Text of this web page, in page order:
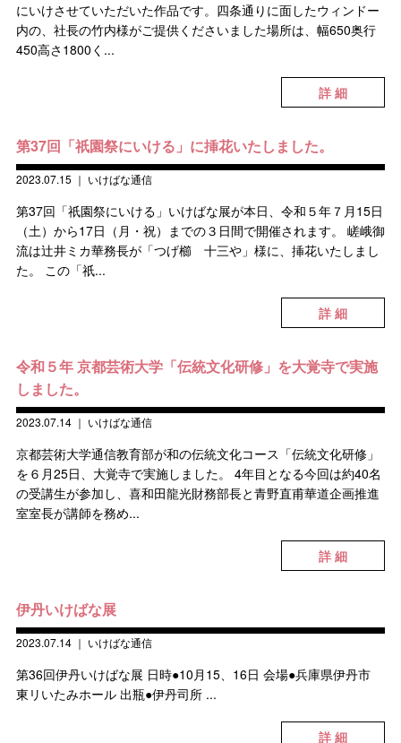
にいけさせていただいた作品です。四条通りに面したウィンドー
内の、社長の竹内様がご提供くださいました場所は、幅650奥行
450高さ1800く...
詳 細
第37回「祇園祭にいける」に挿花いたしました。
2023.07.15 ｜ いけばな通信
第37回「祇園祭にいける」いけばな展が本日、令和５年７月15日
（土）から17日（月・祝）までの３日間で開催されます。 嵯峨御
流は辻井ミカ華務長が「つげ櫛 十三や」様に、挿花いたしまし
た。 この「祇...
詳 細
令和５年 京都芸術大学「伝統文化研修」を大覚寺で実施
しました。
2023.07.14｜ いけばな通信
京都芸術大学通信教育部が和の伝統文化コース「伝統文化研修」
を６月25日、大覚寺で実施しました。 4年目となる今回は約40名
の受講生が参加し、喜和田龍光財務部長と青野直甫華道企画推進
室室長が講師を務め...
詳 細
伊丹いけばな展
2023.07.14｜ いけばな通信
第36回伊丹いけばな展 日時●10月15、16日 会場●兵庫県伊丹市
東リいたみホール 出瓶●伊丹司所 ...
詳 細